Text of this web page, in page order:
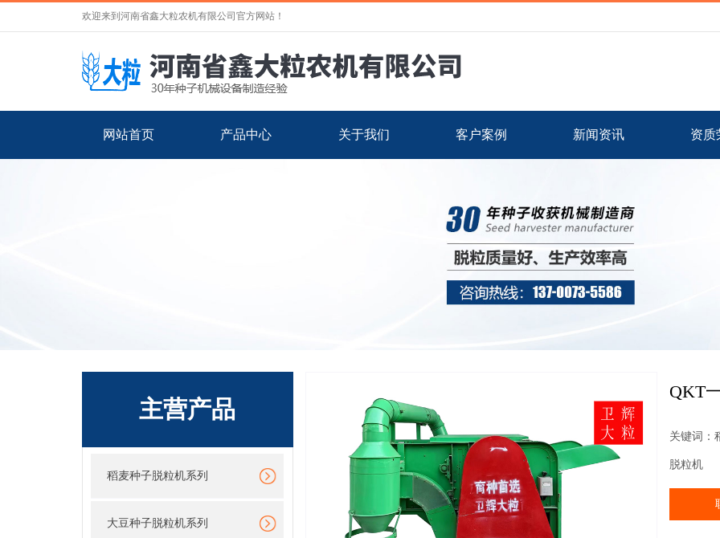
欢迎来到河南省鑫大粒农机有限公司官方网站！
网站首页 产品中心 关于我们 客户案例 新闻资讯 资质
主营产品
稻麦种子脱粒机系列
大豆种子脱粒机系列
QKT
关键词：
脱粒机